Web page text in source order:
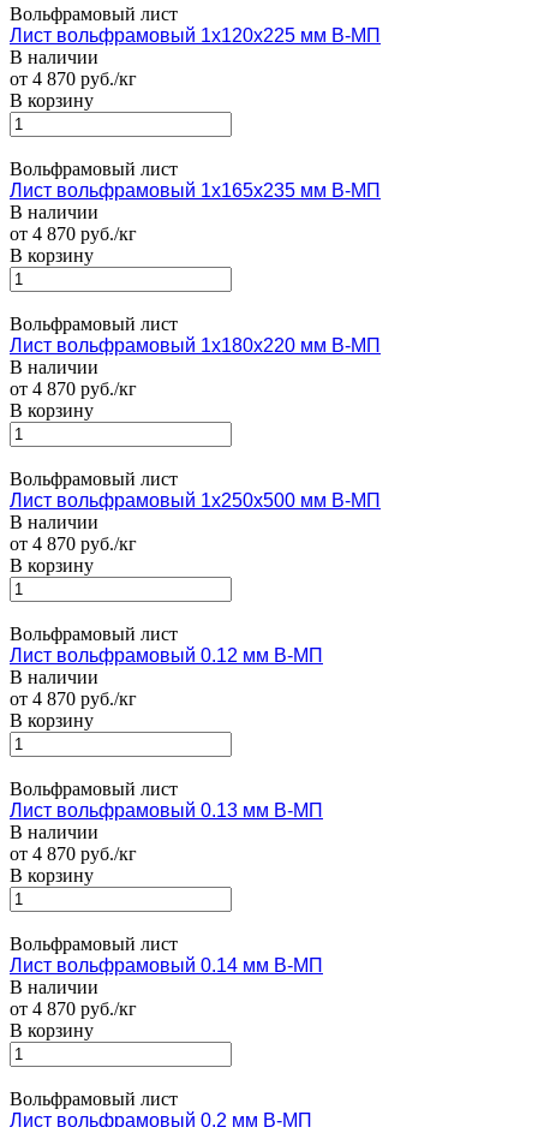
Вольфрамовый лист
Лист вольфрамовый 1х120х225 мм В-МП
В наличии
от 4 870 руб./кг
В корзину
Вольфрамовый лист
Лист вольфрамовый 1х165х235 мм В-МП
В наличии
от 4 870 руб./кг
В корзину
Вольфрамовый лист
Лист вольфрамовый 1х180х220 мм В-МП
В наличии
от 4 870 руб./кг
В корзину
Вольфрамовый лист
Лист вольфрамовый 1х250х500 мм В-МП
В наличии
от 4 870 руб./кг
В корзину
Вольфрамовый лист
Лист вольфрамовый 0.12 мм В-МП
В наличии
от 4 870 руб./кг
В корзину
Вольфрамовый лист
Лист вольфрамовый 0.13 мм В-МП
В наличии
от 4 870 руб./кг
В корзину
Вольфрамовый лист
Лист вольфрамовый 0.14 мм В-МП
В наличии
от 4 870 руб./кг
В корзину
Вольфрамовый лист
Лист вольфрамовый 0.2 мм В-МП